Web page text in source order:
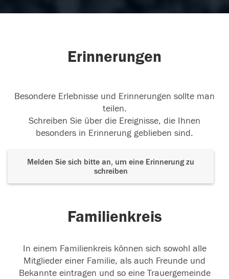
Erinnerungen
Besondere Erlebnisse und Erinnerungen sollte man
teilen.
Schreiben Sie über die Ereignisse, die Ihnen
besonders in Erinnerung geblieben sind.
Melden Sie sich bitte an, um eine Erinnerung zu
schreiben
Familienkreis
In einem Familienkreis können sich sowohl alle
Mitglieder einer Familie, als auch Freunde und
Bekannte eintragen und so eine Trauergemeinde